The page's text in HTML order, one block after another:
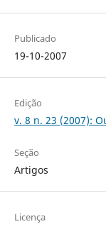
Publicado
19-10-2007
Edição
v. 8 n. 23 (2007):
Seção
Artigos
Licença